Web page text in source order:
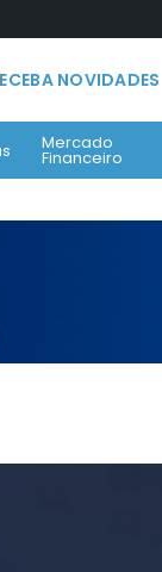
NOVIDADES
Mercado
Financeiro